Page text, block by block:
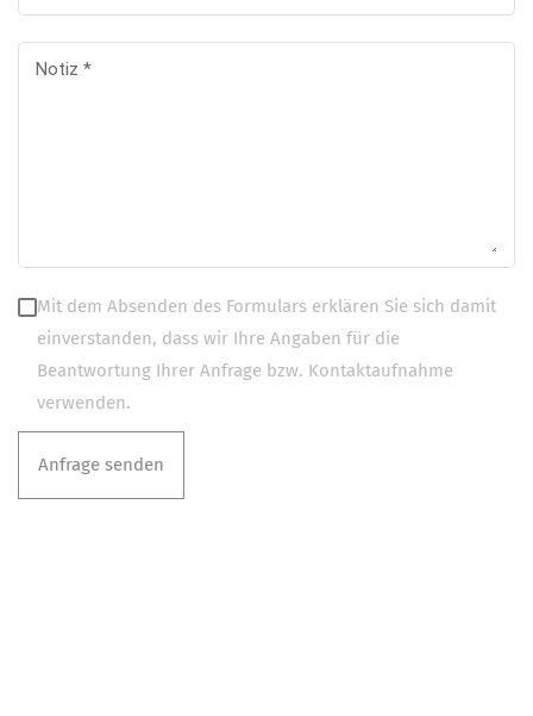
Notiz *
Mit dem Absenden des Formulars erklären Sie sich damit
einverstanden, dass wir Ihre Angaben für die
Beantwortung Ihrer Anfrage bzw. Kontaktaufnahme
verwenden.
Anfrage senden